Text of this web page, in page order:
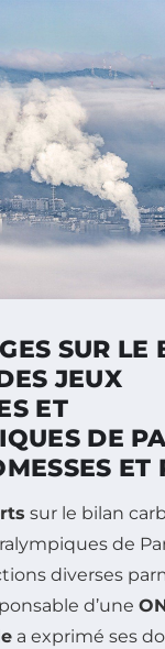
SUR LE
JEUX
ET
DE
ET
sur le bilan
de
diverses
d’une
a exprimé ses